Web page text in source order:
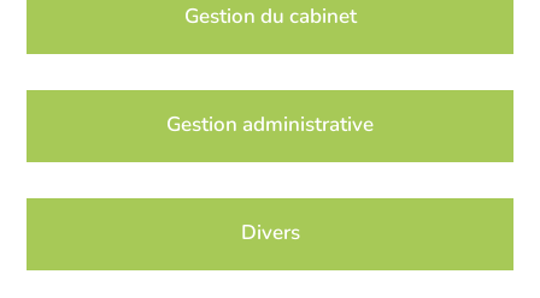
Gestion du cabinet
Gestion administrative
Divers